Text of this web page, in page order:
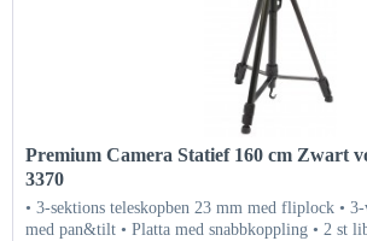
Premium Camera Statief 160 cm Zwart
3370
• 3-sektions teleskopben 23 mm med fliplock •
med pan&tilt • Platta med snabbkoppling • 2 st